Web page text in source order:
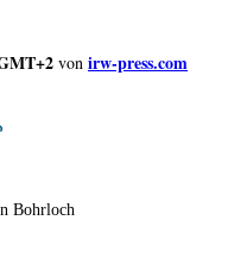
von irw-press.com
Bohrloch